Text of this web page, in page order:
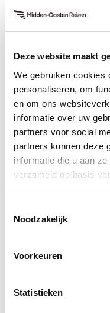
Deze website maakt
We gebruiken cookies
personaliseren, om
en om ons
informatie over uw
partners voor social
partners kunnen deze
informatie die u aan
verzameld op basis
Noodzakelijk
Voorkeuren
Statistieken
Wanneer je in
enkele autorit
Israël via land
goedkoopste
voren regelen. Op
ook nog Petra, één
bezoeken. Er zijn
zoals de
waar je rekening
moet weten over de
Jordanië en Israël
verkennen. Je
ons
je kiest voor een